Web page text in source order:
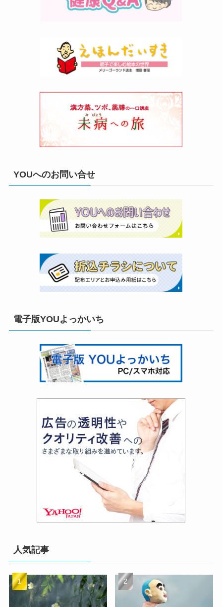
YOUへのお問い合せ
電子版YOUよっかいち
人気記事